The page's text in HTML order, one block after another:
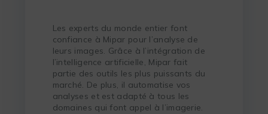
Les experts du monde entier font
confiance à Mipar pour l’analyse de
leurs images. Grâce à l’intégration de
l’intelligence artificielle, Mipar fait
partie des outils les plus puissants du
marché. De plus, il automatise vos
analyses et est adapté à tous les
domaines qui font appel à l’imagerie.